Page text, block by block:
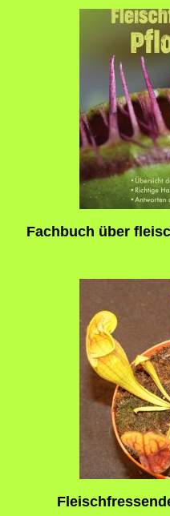
Fachbuch über